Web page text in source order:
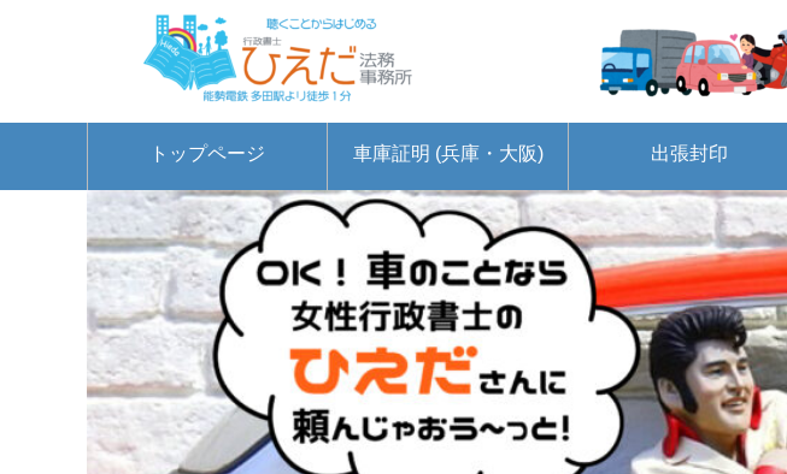
トップページ 車庫証明 (兵庫・大阪) 出張封印